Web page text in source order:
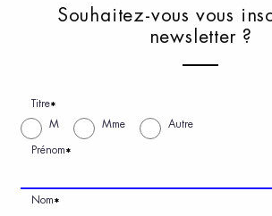
Souhaitez-vous vous i
newsletter ?
Titre*
M Mme Autre
Prénom*
Nom*